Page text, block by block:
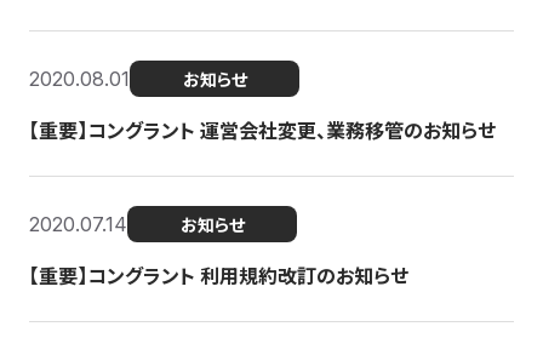
2020.08.01 お知らせ
【重要】コングラント 運営会社変更、業務移管のお知らせ
2020.07.14 お知らせ
【重要】コングラント 利用規約改訂のお知らせ